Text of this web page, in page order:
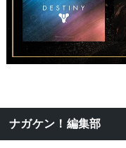
ナガケン！編集部